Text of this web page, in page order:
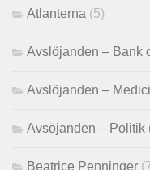
Atlanterna (5)
Avslöjanden – Bank
Avslöjanden –
Avsöjanden – Politik
Beatrice Penninger